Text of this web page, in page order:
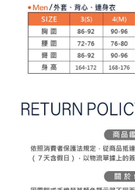
５．嚴禁一人註冊多個帳號或使用他
恩沛科技股份有限公司將有權停止該
每筆NT$280，滿NT$2,000(含以